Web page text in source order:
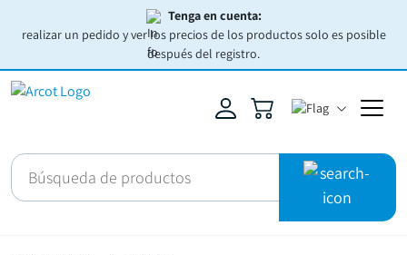
Tenga en cuenta:
realizar un pedido y ver los precios de los productos solo es posible
después del registro.